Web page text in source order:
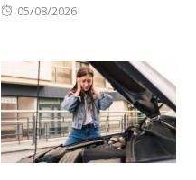
Posted
05/08/2026